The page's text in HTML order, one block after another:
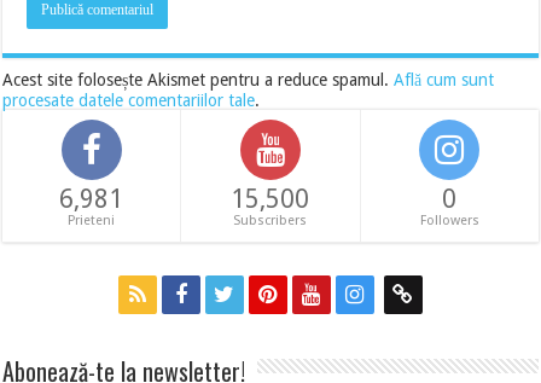
Acest site folosește Akismet pentru a reduce spamul.Află cum sunt
procesate datele comentariilor tale.
6,981
Prieteni
15,500
Subscribers
0
Followers
Abonează-te la newsletter!